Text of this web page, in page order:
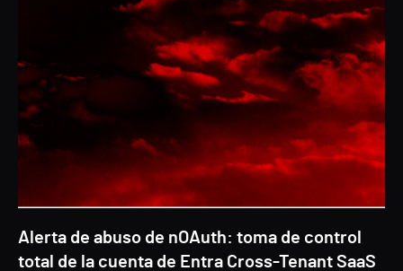
Alerta de abuso de nOAuth: toma de control
total de la cuenta de Entra Cross-Tenant SaaS